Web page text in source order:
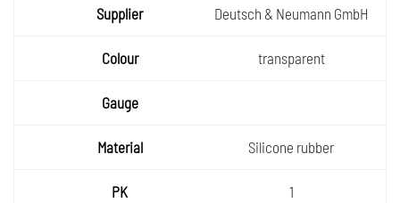
Deutsch & Neumann GmbH
transparent
Silicone rubber
1